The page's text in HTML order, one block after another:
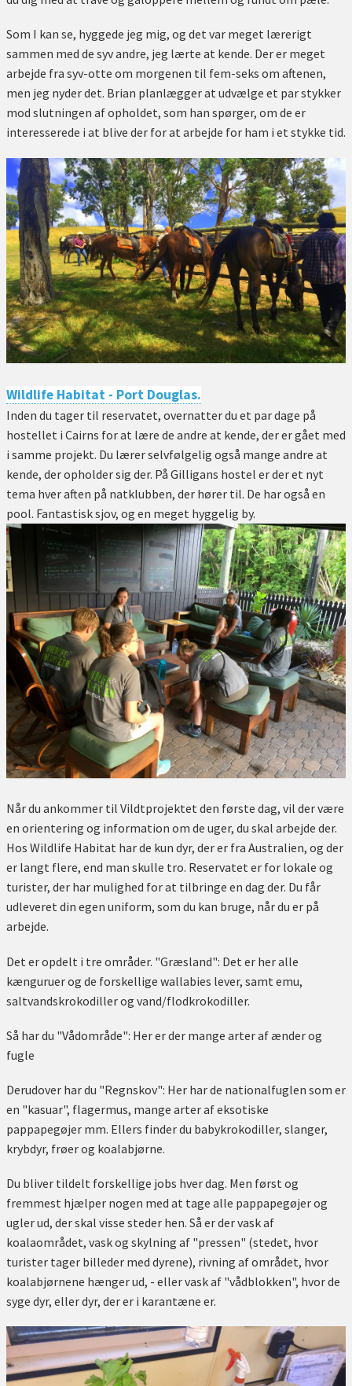
Som I kan se, hyggede jeg mig, og det var meget lærerigt
sammen med de syv andre, jeg lærte at kende. Der er meget
arbejde fra syv-otte om morgenen til fem-seks om aftenen,
men jeg nyder det. Brian planlægger at udvælge et par stykker
mod slutningen af opholdet, som han spørger, om de er
interesserede i at blive der for at arbejde for ham i et stykke tid.
Wildlife Habitat - Port Douglas.
Inden du tager til reservatet, overnatter du et par dage på
hostellet i Cairns for at lære de andre at kende, der er gået med
i samme projekt. Du lærer selvfølgelig også mange andre at
kende, der opholder sig der. På Gilligans hostel er der et nyt
tema hver aften på natklubben, der hører til. De har også en
pool. Fantastisk sjov, og en meget hyggelig by.
Når du ankommer til Vildtprojektet den første dag, vil der være
en orientering og information om de uger, du skal arbejde der.
Hos Wildlife Habitat har de kun dyr, der er fra Australien, og der
er langt flere, end man skulle tro. Reservatet er for lokale og
turister, der har mulighed for at tilbringe en dag der. Du får
udleveret din egen uniform, som du kan bruge, når du er på
arbejde.
Det er opdelt i tre områder. "Græsland": Det er her alle
kænguruer og de forskellige wallabies lever, samt emu,
saltvandskrokodiller og vand/flodkrokodiller.
Så har du "Vådområde": Her er der mange arter af ænder og
fugle
Derudover har du "Regnskov": Her har de nationalfuglen som er
en "kasuar", flagermus, mange arter af eksotiske
pappapegøjer mm. Ellers finder du babykrokodiller, slanger,
krybdyr, frøer og koalabjørne.
Du bliver tildelt forskellige jobs hver dag. Men først og
fremmest hjælper nogen med at tage alle pappapegøjer og
ugler ud, der skal visse steder hen. Så er der vask af
koalaområdet, vask og skylning af "pressen" (stedet, hvor
turister tager billeder med dyrene), rivning af området, hvor
koalabjørnene hænger ud, - eller vask af "vådblokken", hvor de
syge dyr, eller dyr, der er i karantæne er.